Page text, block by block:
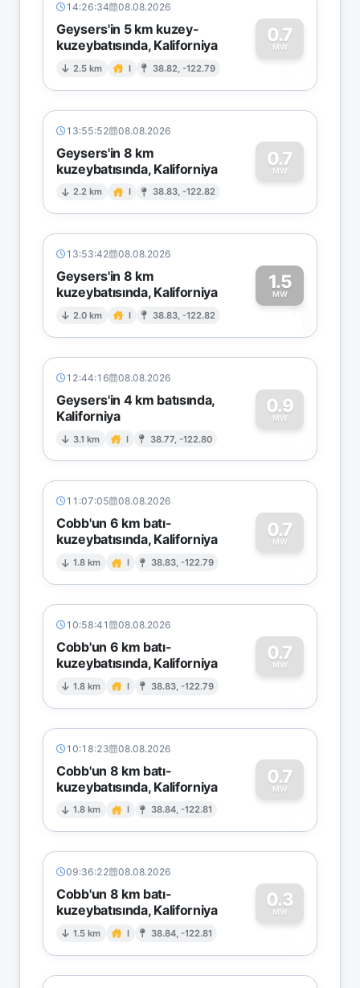
14:26:34 08.08.2026
Geysers'in 5 km kuzey-
kuzeybatısında, Kaliforniya
2.5 km I 38.82, -122.79
0.7
MW
0
13:55:52 08.08.2026
Geysers'in 8 km
kuzeybatısında, Kaliforniya
2.2 km I 38.83, -122.82
0.7
MW
0
13:53:42 08.08.2026
Geysers'in 8 km
kuzeybatısında, Kaliforniya
2.0 km I 38.83, -122.82
1.5
MW1
12:44:16 08.08.2026
Geysers'in 4 km batısında,
Kaliforniya
3.1 km I 38.77, -122.80
0.9
MW
0
11:07:05 08.08.2026
Cobb'un 6 km batı-
kuzeybatısında, Kaliforniya
1.8 km I 38.83, -122.79
0.7
MW
0
10:58:41 08.08.2026
Cobb'un 6 km batı-
kuzeybatısında, Kaliforniya
1.8 km I 38.83, -122.79
0.7
MW
0
10:18:23 08.08.2026
Cobb'un 8 km batı-
kuzeybatısında, Kaliforniya
1.8 km I 38.84, -122.81
0.7
MW
0
09:36:22 08.08.2026
Cobb'un 8 km batı-
kuzeybatısında, Kaliforniya
1.5 km I 38.84, -122.81
0.3
MW
0